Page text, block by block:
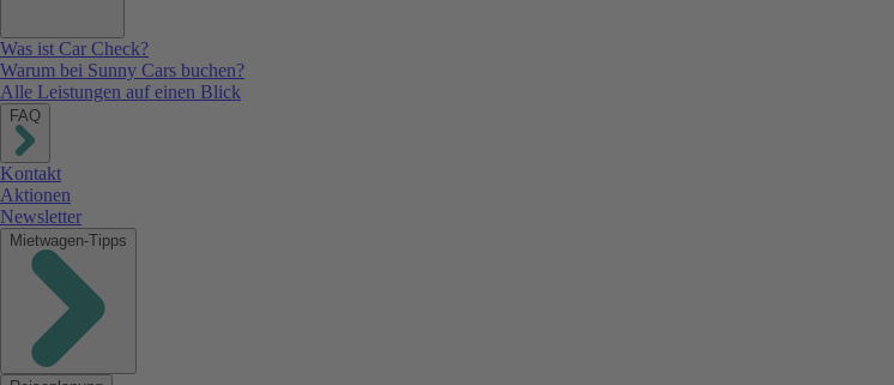
Was ist Car Check?
Warum bei Sunny Cars buchen?
Alle Leistungen auf einen Blick
FAQ
Kontakt
Aktionen
Newsletter
Mietwagen-Tipps